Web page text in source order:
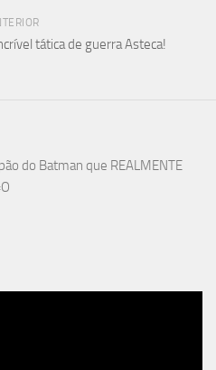
tática de guerra Asteca!
do Batman que REALMENTE